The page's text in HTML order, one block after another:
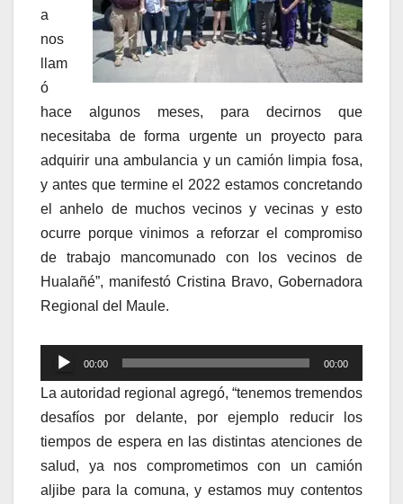
a
nos
llam
ó
hace algunos meses, para decirnos que
necesitaba de forma urgente un proyecto para
adquirir una ambulancia y un camión limpia fosa,
y antes que termine el 2022 estamos concretando
el anhelo de muchos vecinos y vecinas y esto
ocurre porque vinimos a reforzar el compromiso
de trabajo mancomunado con los vecinos de
Hualañé”, manifestó Cristina Bravo, Gobernadora
Regional del Maule.
Reproductor
de
00:00 00:00
La autoridad regional agregó, “tenemos tremendos
desafíos por delante, por ejemplo reducir los
tiempos de espera en las distintas atenciones de
salud, ya nos comprometimos con un camión
aljibe para la comuna, y estamos muy contentos